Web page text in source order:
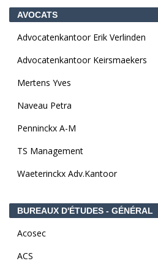
AVOCATS
Advocatenkantoor Erik Verlinden
Advocatenkantoor Keirsmaekers
Mertens Yves
Naveau Petra
Penninckx A-M
TS Management
Waeterinckx Adv.Kantoor
BUREAUX D'ÉTUDES - GÉNÉRAL
Acosec
ACS